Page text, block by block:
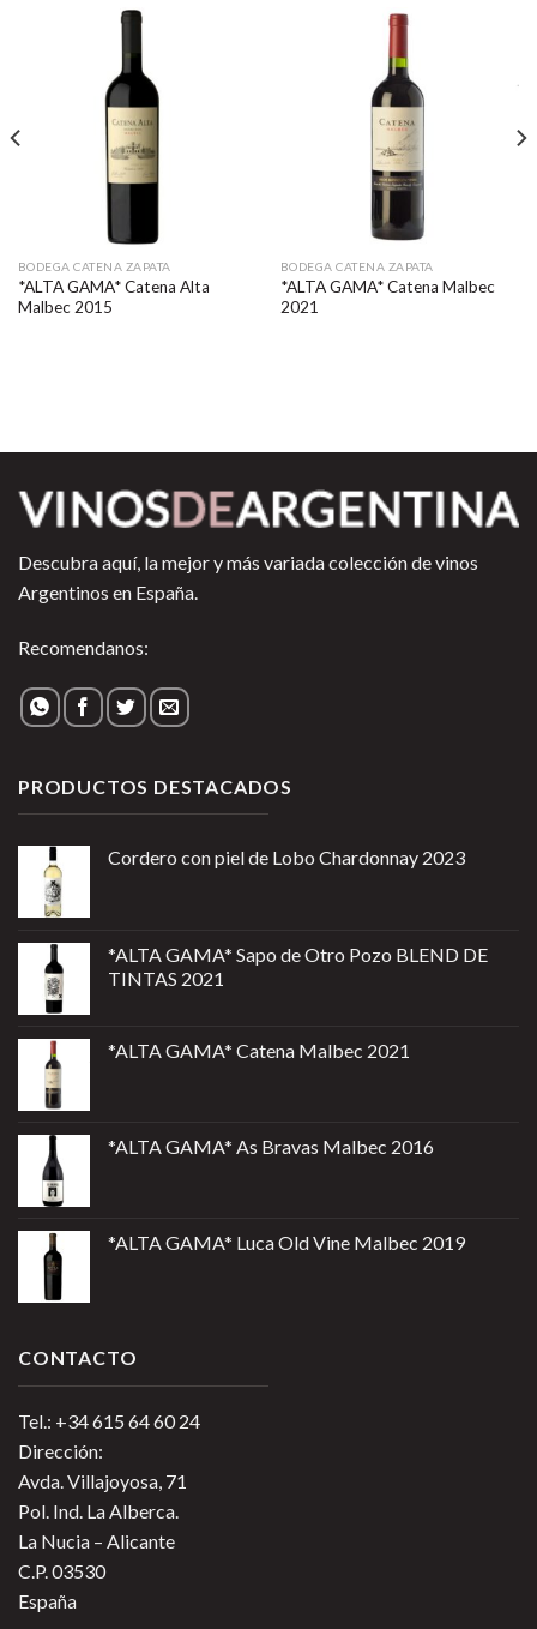
BODEGA CATENA ZAPATA
*ALTA GAMA* Catena Alta
Malbec 2015
BODEGA CATENA ZAPATA
*ALTA GAMA* Catena Malbec
2021
Descubra aquí, la mejor y más variada colección de vinos
Argentinos en España.
Recomendanos:
PRODUCTOS DESTACADOS
Cordero con piel de Lobo Chardonnay 2023
*ALTA GAMA* Sapo de Otro Pozo BLEND DE
TINTAS 2021
*ALTA GAMA* Catena Malbec 2021
*ALTA GAMA* As Bravas Malbec 2016
*ALTA GAMA* Luca Old Vine Malbec 2019
CONTACTO
Tel.: +34 615 64 60 24
Dirección:
Avda. Villajoyosa, 71
Pol. Ind. La Alberca.
La Nucia – Alicante
C.P. 03530
España